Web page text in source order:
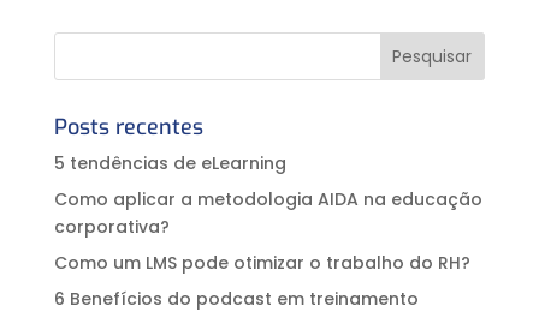
Posts recentes
5 tendências de eLearning
Como aplicar a metodologia AIDA na educação
corporativa?⠀
Como um LMS pode otimizar o trabalho do RH?
6 Benefícios do podcast em treinamento